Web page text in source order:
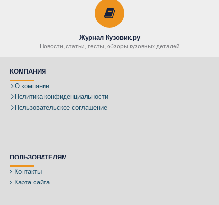
Журнал Кузовик.ру
Новости, статьи, тесты, обзоры кузовных деталей
КОМПАНИЯ
О компании
Политика конфиденциальности
Пользовательское соглашение
ПОЛЬЗОВАТЕЛЯМ
Контакты
Карта сайта